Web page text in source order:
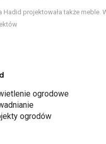
Hadid projektowała także meble.
ogrodowe
ogrodów